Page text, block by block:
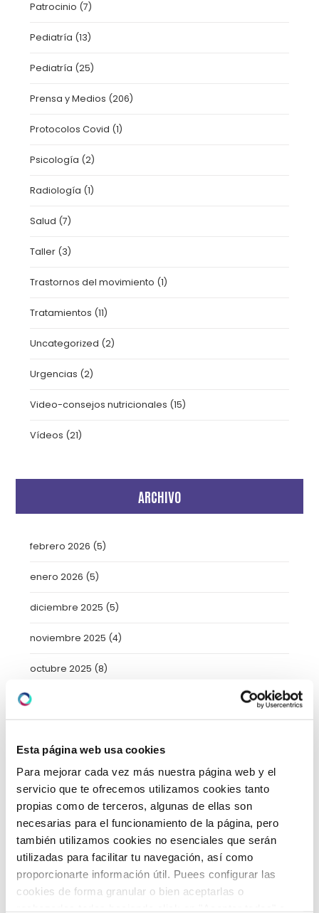
Esta página web usa cookies
Para mejorar cada vez más nuestra página web y el
servicio que te ofrecemos utilizamos cookies tanto
propias como de terceros, algunas de ellas son
necesarias para el funcionamiento de la página, pero
también utilizamos cookies no esenciales que serán
utilizadas para facilitar tu navegación, así como
proporcionarte información útil. Puees configurar las
cookies de forma granular o bien aceptarlas o
Patrocinio (7)
Pediatría (13)
Pediatría (25)
Prensa y Medios (206)
Protocolos Covid (1)
Psicología (2)
Radiología (1)
Salud (7)
Taller (3)
Trastornos del movimiento (1)
Tratamientos (11)
Uncategorized (2)
Urgencias (2)
Video-consejos nutricionales (15)
Vídeos (21)
ARCHIVO
febrero 2026 (5)
enero 2026 (5)
diciembre 2025 (5)
noviembre 2025 (4)
octubre 2025 (8)
septiembre 2025
junio 2025 (6)
mayo 2025(6)
abril 2025
marzo 2025